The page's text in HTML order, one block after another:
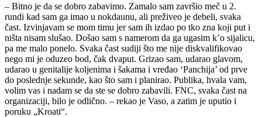
– Bitno je da se dobro zabavimo. Zamalo sam završio meč u 2.
rundi kad sam ga imao u nokdaunu, ali preživeo je debeli, svaka
čast. Izvinjavam se mom timu jer sam ih izdao po tko zna koji put i
ništa nisam slušao. Došao sam s namerom da ga ugasim k’o sijalicu,
pa me malo ponelo. Svaka čast sudiji što me nije diskvalifikovao
nego mi je oduzeo bod, čak dvaput. Grizao sam, udarao glavom,
udarao u genitalije koljenima i šakama i vređao ‘Panchija’ od prve
do poslednje sekunde, kao što sam i planirao. Publika, hvala vam,
volim vas i nadam se da ste se dobro zabavili. FNC, svaka čast na
organizaciji, bilo je odlično. – rekao je Vaso, a zatim je uputio i
poruku „Kroati“.